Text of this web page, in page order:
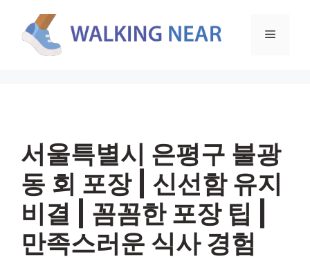
메
서울특별시 은평구 불광
동 회 포장 | 신선함 유지
비결 | 꼼꼼한 포장 팁 |
만족스러운 식사 경험